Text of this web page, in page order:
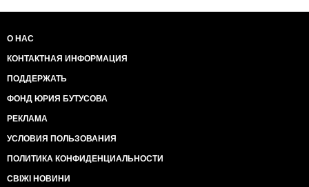
О НАС
КОНТАКТНАЯ ИНФОРМАЦИЯ
ПОДДЕРЖАТЬ
ФОНД ЮРИЯ БУТУСОВА
РЕКЛАМА
УСЛОВИЯ ПОЛЬЗОВАНИЯ
ПОЛИТИКА КОНФИДЕНЦИАЛЬНОСТИ
СВІЖІ НОВИНИ